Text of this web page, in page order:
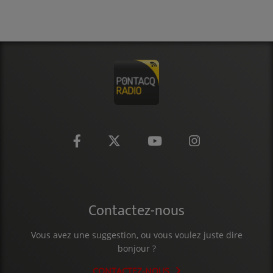
Contactez-nous
Vous avez une suggestion, ou vous voulez juste dire
bonjour ?
CONTACTEZ-NOUS